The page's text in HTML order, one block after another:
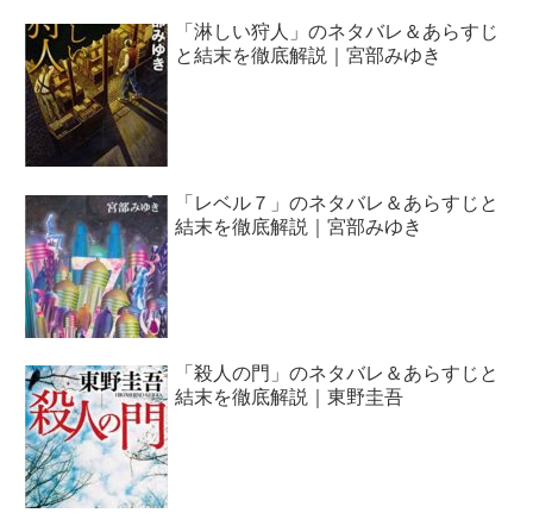
「淋しい狩人」のネタバレ＆あらすじ
と結末を徹底解説｜宮部みゆき
「レベル７」のネタバレ＆あらすじと
結末を徹底解説｜宮部みゆき
「殺人の門」のネタバレ＆あらすじと
結末を徹底解説｜東野圭吾